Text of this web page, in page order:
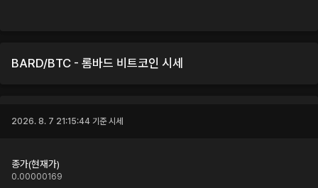
BARD/BTC - 롬바드 비트코인 시세
2026. 8. 7 21:15:44 기준 시세
종가(현재가)
0.00000169